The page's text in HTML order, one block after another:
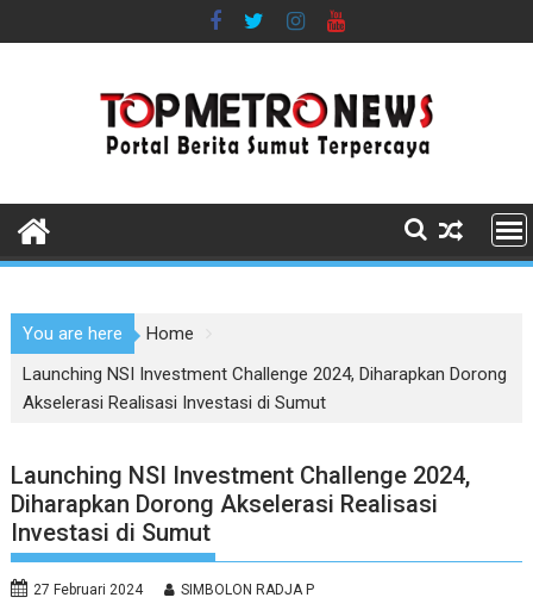
to
You are here
Home
Launching NSI Investment Challenge 2024, Diharapkan Dorong
Akselerasi Realisasi Investasi di Sumut
Launching NSI Investment Challenge 2024,
Diharapkan Dorong Akselerasi Realisasi
Investasi di Sumut
27 Februari 2024 SIMBOLON RADJA P